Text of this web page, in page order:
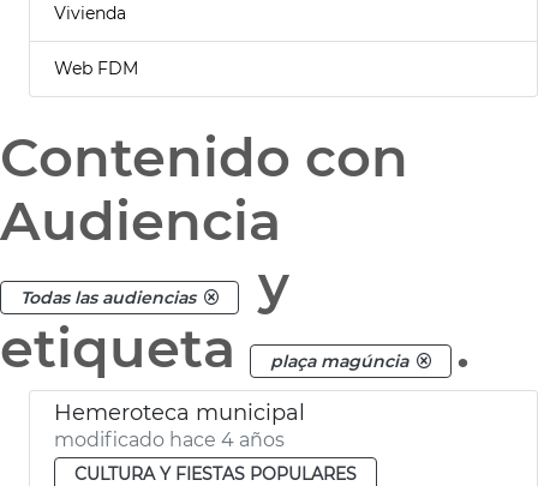
Vivienda
Web FDM
Contenido con
Audiencia
Todas las audiencias
y
etiqueta
plaça magúncia .
Hemeroteca municipal
modificado hace 4 años
CULTURA Y FIESTAS POPULARES